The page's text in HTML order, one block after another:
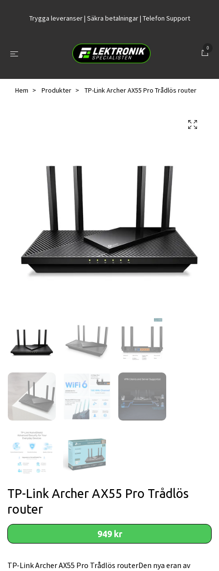
Trygga leveranser | Säkra betalningar | Telefon Support
0
Hem Produkter TP-Link Archer AX55 Pro Trådlös router
TP-Link Archer AX55 Pro Trådlös
router
949 kr
TP-Link Archer AX55 Pro Trådlös routerDen nya eran av